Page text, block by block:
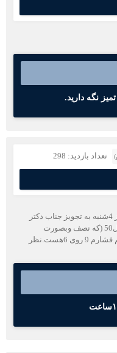
نگه دارید.
تعداد بازدید: 298
15روز از عمل بای پاس من گذشته .از دیروز 4شنبه به تجویز جناب دکتر
فروزان نیا پروپرانولول20را جایگزین متورال50 (که نصف وبصورت
12ساعته مصرف میکردم)نمودم.ولی باز هم فشارم 9 روی 6هست.نظر